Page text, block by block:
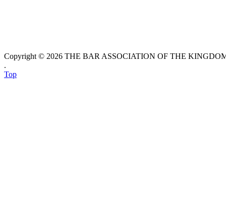
Copyright © 2026 THE BAR ASSOCIATION OF THE
.
Top